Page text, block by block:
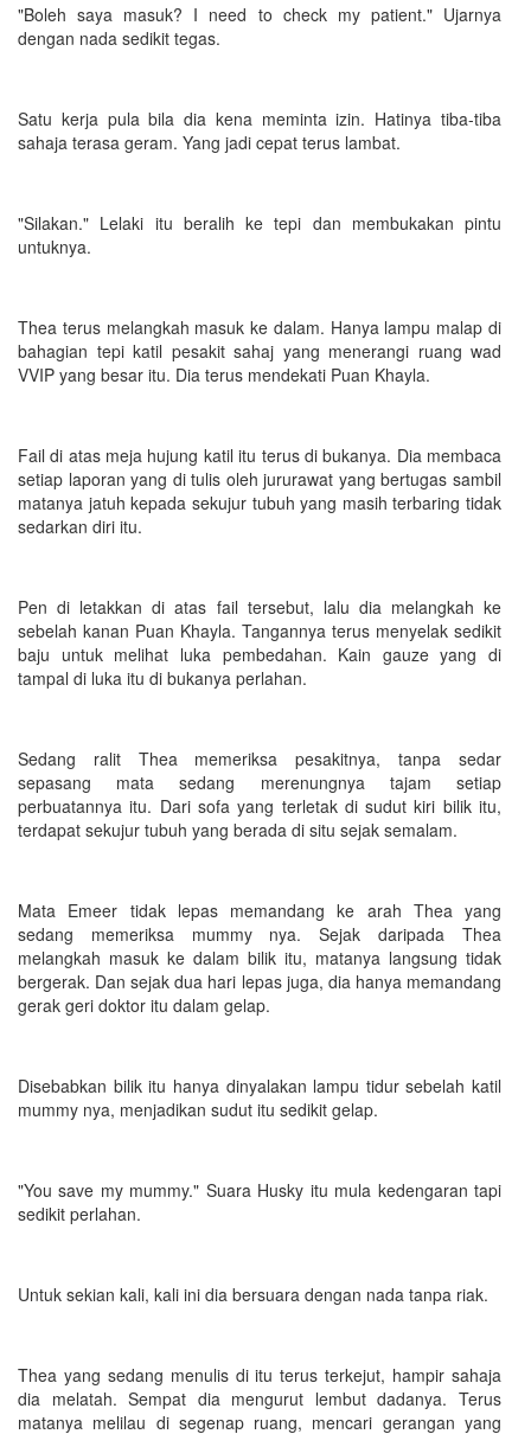
"Boleh saya masuk? I need to check my patient." Ujarnya
dengan nada sedikit tegas.
Satu kerja pula bila dia kena meminta izin. Hatinya tiba-tiba
sahaja terasa geram. Yang jadi cepat terus lambat.
"Silakan." Lelaki itu beralih ke tepi dan membukakan pintu
untuknya.
Thea terus melangkah masuk ke dalam. Hanya lampu malap di
bahagian tepi katil pesakit sahaj yang menerangi ruang wad
VVIP yang besar itu. Dia terus mendekati Puan Khayla.
Fail di atas meja hujung katil itu terus di bukanya. Dia membaca
setiap laporan yang di tulis oleh jururawat yang bertugas sambil
matanya jatuh kepada sekujur tubuh yang masih terbaring tidak
sedarkan diri itu.
Pen di letakkan di atas fail tersebut, lalu dia melangkah ke
sebelah kanan Puan Khayla. Tangannya terus menyelak sedikit
baju untuk melihat luka pembedahan. Kain gauze yang di
tampal di luka itu di bukanya perlahan.
Sedang ralit Thea memeriksa pesakitnya, tanpa sedar
sepasang mata sedang merenungnya tajam setiap
perbuatannya itu. Dari sofa yang terletak di sudut kiri bilik itu,
terdapat sekujur tubuh yang berada di situ sejak semalam.
Mata Emeer tidak lepas memandang ke arah Thea yang
sedang memeriksa mummy nya. Sejak daripada Thea
melangkah masuk ke dalam bilik itu, matanya langsung tidak
bergerak. Dan sejak dua hari lepas juga, dia hanya memandang
gerak geri doktor itu dalam gelap.
Disebabkan bilik itu hanya dinyalakan lampu tidur sebelah katil
mummy nya, menjadikan sudut itu sedikit gelap.
"You save my mummy." Suara Husky itu mula kedengaran tapi
sedikit perlahan.
Untuk sekian kali, kali ini dia bersuara dengan nada tanpa riak.
Thea yang sedang menulis di itu terus terkejut, hampir sahaja
dia melatah. Sempat dia mengurut lembut dadanya. Terus
matanya melilau di segenap ruang, mencari gerangan yang